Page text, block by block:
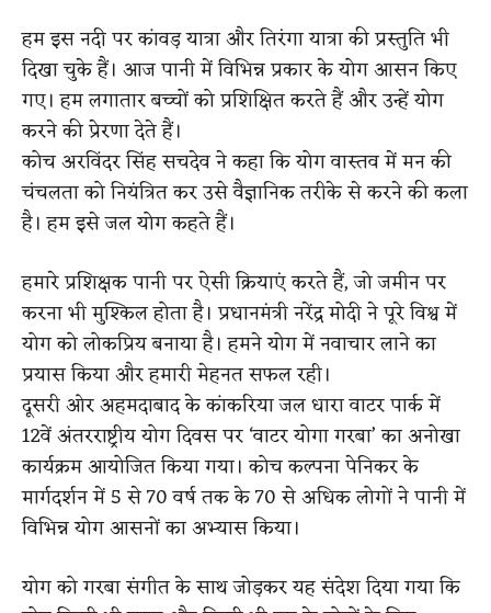
हम इस नदी पर कांवड़ यात्रा और तिरंगा यात्रा की प्रस्तुति भी
दिखा चुके हैं। आज पानी में विभिन्न प्रकार के योग आसन किए
गए। हम लगातार बच्चों को प्रशिक्षित करते हैं और उन्हें योग
करने की प्रेरणा देते हैं।
कोच अरविंदर सिंह सचदेव ने कहा कि योग वास्तव में मन की
चंचलता को नियंत्रित कर उसे वैज्ञानिक तरीके से करने की कला
है। हम इसे जल योग कहते हैं।
हमारे प्रशिक्षक पानी पर ऐसी क्रियाएं करते हैं, जो जमीन पर
करना भी मुश्किल होता है। प्रधानमंत्री नरेंद्र मोदी ने पूरे विश्व में
योग को लोकप्रिय बनाया है। हमने योग में नवाचार लाने का
प्रयास किया और हमारी मेहनत सफल रही।
दूसरी ओर अहमदाबाद के कांकरिया जल धारा वाटर पार्क में
12वें अंतरराष्ट्रीय योग दिवस पर ‘वाटर योगा गरबा’ का अनोखा
कार्यक्रम आयोजित किया गया। कोच कल्पना पेनिकर के
मार्गदर्शन में 5 से 70 वर्ष तक के 70 से अधिक लोगों ने पानी में
विभिन्न योग आसनों का अभ्यास किया।
योग को गरबा संगीत के साथ जोड़कर यह संदेश दिया गया कि